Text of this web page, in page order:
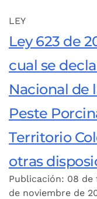
LEY
Ley 623 de
cual se
Nacional de
Peste
Territorio
otras
Publicación: 08 de
de noviembre de